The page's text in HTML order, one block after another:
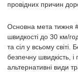
провідних причин
Основна мета тижня
швидкості до 30 км/
та сіл у всьому світі.
безпечну швидкість,
альтернативні види